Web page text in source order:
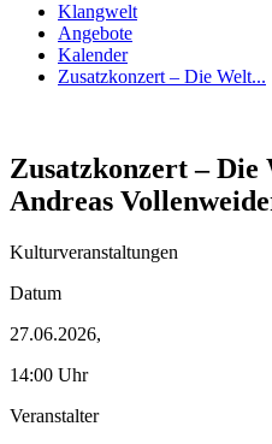
Klangwelt
Angebote
Kalender
Zusatzkonzert – Die Welt...
Zusatzkonzert –
Andreas
Kulturveranstaltungen
Datum
27.06.2026,
14:00 Uhr
Veranstalter